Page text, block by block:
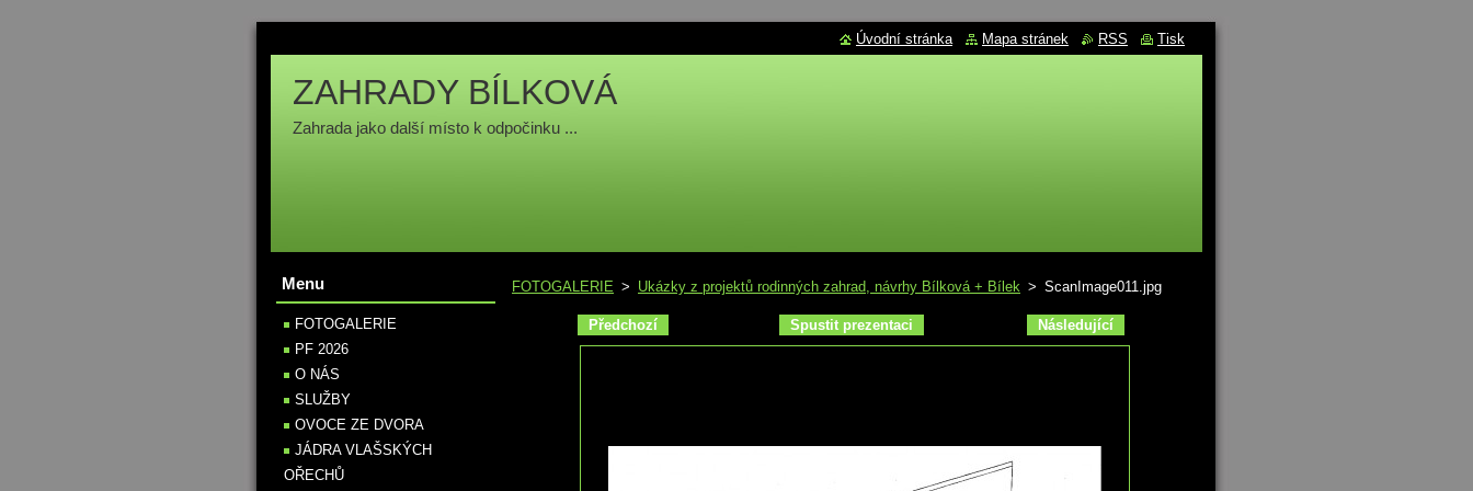
ZAHRADY BÍLKOVÁ
Zahrada jako další místo k odpočinku ...
FOTOGALERIE > Ukázky z projektů rodinných zahrad, návrhy Bílková + Bílek > ScanImage011.jpg
Předchozí Spustit prezentaci Následující
Menu
FOTOGALERIE
PF 2026
O NÁS
SLUŽBY
OVOCE ZE DVORA
JÁDRA VLAŠSKÝCH
OŘECHŮ
Úvodní stránka Mapa stránek RSS Tisk